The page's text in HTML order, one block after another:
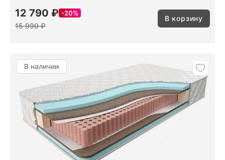
12 790 ₽ 20%
15 990 ₽
В корзину
В наличии